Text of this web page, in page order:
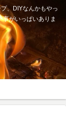
、DIYなんかもやっ
がいっぱいありま